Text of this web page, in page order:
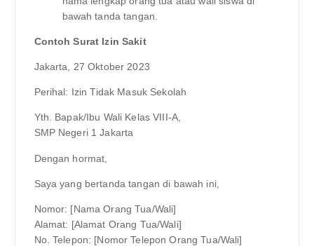
bawah tanda tangan.
Contoh Surat Izin Sakit
Jakarta, 27 Oktober 2023
Perihal: Izin Tidak Masuk Sekolah
Yth. Bapak/Ibu Wali Kelas VIII-A,
SMP Negeri 1 Jakarta
Dengan hormat,
Saya yang bertanda tangan di bawah ini,
Nomor: [Nama Orang Tua/Wali]
Alamat: [Alamat Orang Tua/Wali]
No. Telepon: [Nomor Telepon Orang Tua/Wali]